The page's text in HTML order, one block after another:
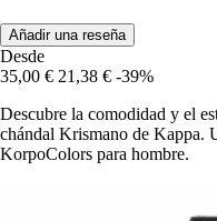
Añadir una reseña
Desde
35,00 € 21,38 € -39%
Descubre la comodidad y el
chándal Krismano de Kappa.
KorpoColors para hombre.